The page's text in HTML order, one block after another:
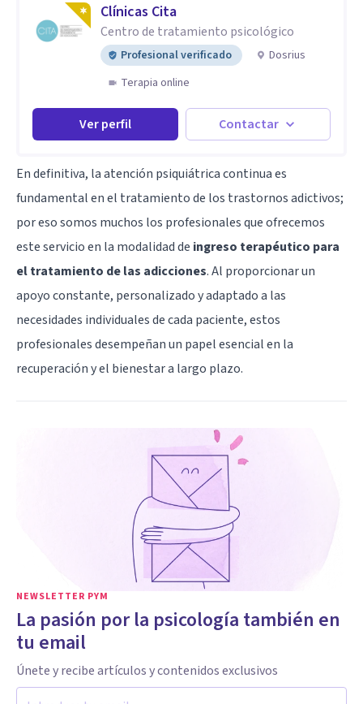
Clínicas Cita
Centro de tratamiento psicológico
Profesional verificado
Dosrius
Terapia online
Ver perfil Contactar
En definitiva, la atención psiquiátrica continua es
fundamental en el tratamiento de los trastornos adictivos;
por eso somos muchos los profesionales que ofrecemos
este servicio en la modalidad de ingreso terapéutico para
el tratamiento de las adicciones. Al proporcionar un
apoyo constante, personalizado y adaptado a las
necesidades individuales de cada paciente, estos
profesionales desempeñan un papel esencial en la
recuperación y el bienestar a largo plazo.
NEWSLETTER PYM
La pasión por la psicología también en
tu email
Únete y recibe artículos y contenidos exclusivos